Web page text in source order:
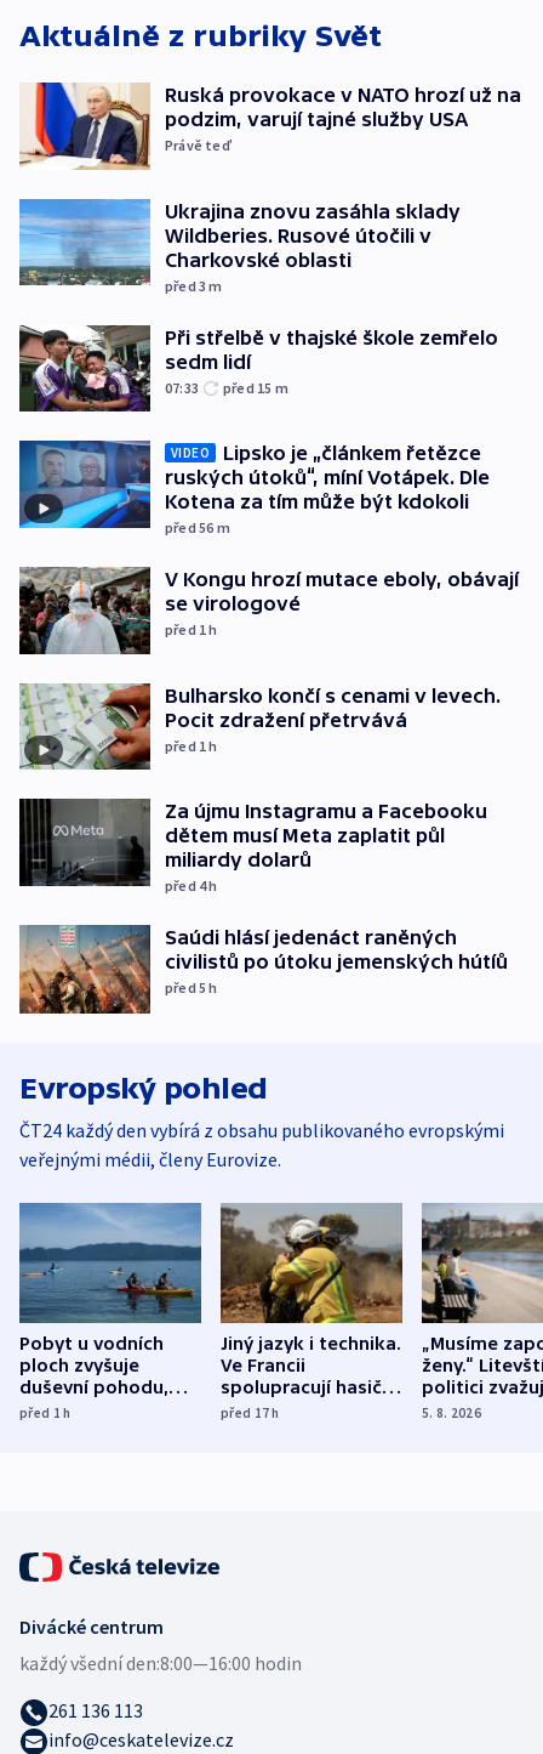
Aktuálně z rubriky Svět
Ruská provokace v NATO hrozí už na
podzim, varují tajné služby USA
Právě teď
Ukrajina znovu zasáhla sklady
Wildberies. Rusové útočili v
Charkovské oblasti
před 3m
Při střelbě v thajské škole zemřelo
sedm lidí
07:33 před 15 m
VIDEO
Lipsko je „článkem řetězce
ruských útoků“, míní Votápek. Dle
Kotena za tím může být kdokoli
před 56 m
V Kongu hrozí mutace eboly, obávají
se virologové
před 1h
Bulharsko končí s cenami v levech.
Pocit zdražení přetrvává
před 1h
Za újmu Instagramu a Facebooku
dětem musí Meta zaplatit půl
miliardy dolarů
před 4h
Saúdi hlásí jedenáct raněných
civilistů po útoku jemenských hútíů
před 5h
Evropský pohled
ČT24 každý den vybírá z obsahu publikovaného evropskými
veřejnými médii, členy Eurovize.
Pobyt u vodních
ploch zvyšuje
duševní pohodu,
ukázala
před 1h
Jiný jazyk i technika.
Ve Francii
spolupracují hasiči z
různých zemí
před 17h
„Musíme
ženy.“
politici
dohodu o
5. 8. 2026
Divácké centrum
každý všední den:8:00—16:00 hodin
261 136 113
info@ceskatelevize.cz